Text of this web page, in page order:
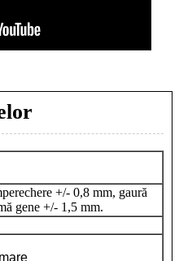
+/- 0,8 mm, gaură
gene +/- 1,5 mm.